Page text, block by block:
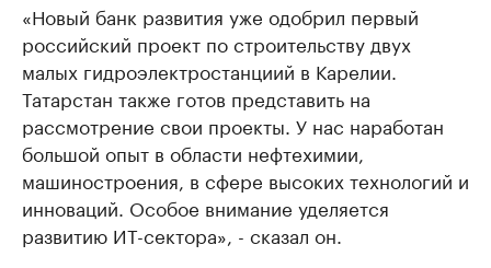
«Новый банк развития уже одобрил первый
российский проект по строительству двух
малых гидроэлектростанциий в Карелии.
Татарстан также готов представить на
рассмотрение свои проекты. У нас наработан
большой опыт в области нефтехимии,
машиностроения, в сфере высоких технологий и
инноваций. Особое внимание уделяется
развитию ИТ-сектора», - сказал он.